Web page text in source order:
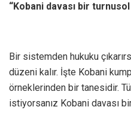
“Kobani davası bir turnusol
Bir sistemden hukuku
düzeni kalır. İşte Kobani
örneklerinden bir tanesidir.
istiyorsanız Kobani davası